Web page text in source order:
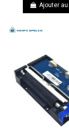
Ajouter au